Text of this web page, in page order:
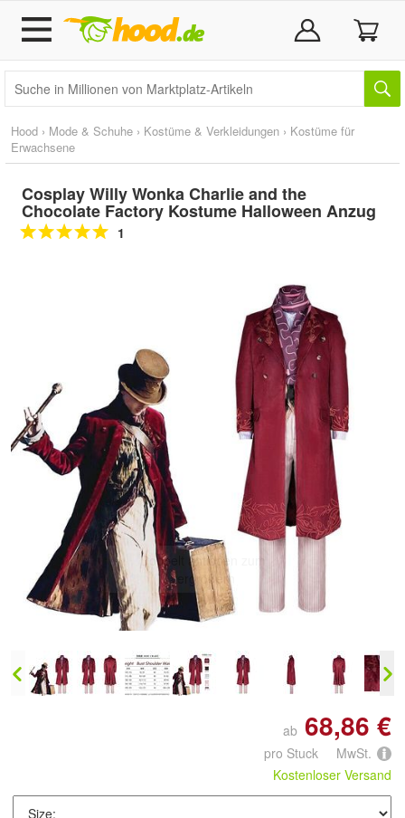
Hood › Mode & Schuhe › Kostüme & Verkleidungen › Kostüme für
Erwachsene
Cosplay Willy Wonka Charlie and the
Chocolate Factory Kostume Halloween Anzug
1
Doppelt antippen zum
vergrößern
ab 68,86 €
pro Stuck MwSt.
Kostenloser Versand